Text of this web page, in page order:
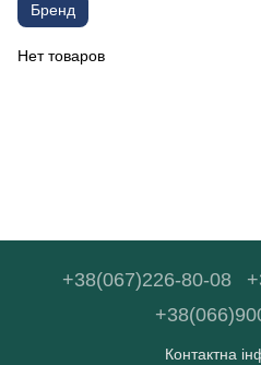
Бренд
Нет товаров
+38(067)226-80-08
Контактна